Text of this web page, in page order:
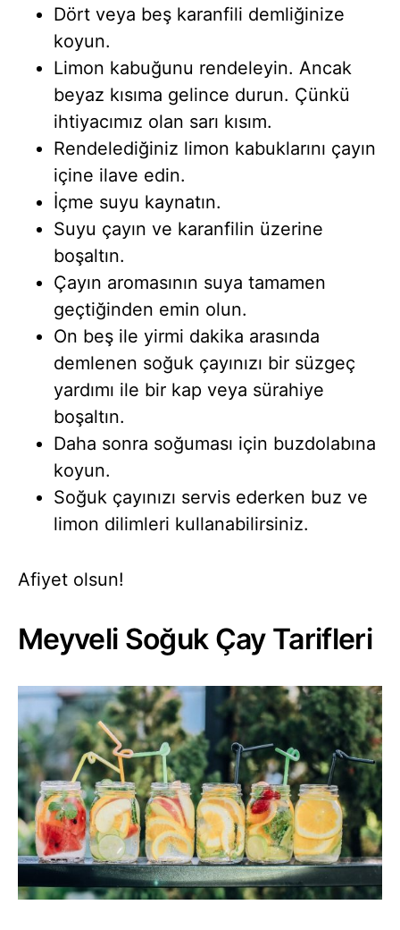
Dört veya beş karanfili demliğinize
koyun.
Limon kabuğunu rendeleyin. Ancak
beyaz kısıma gelince durun. Çünkü
ihtiyacımız olan sarı kısım.
Rendelediğiniz limon kabuklarını çayın
içine ilave edin.
İçme suyu kaynatın.
Suyu çayın ve karanfilin üzerine
boşaltın.
Çayın aromasının suya tamamen
geçtiğinden emin olun.
On beş ile yirmi dakika arasında
demlenen soğuk çayınızı bir süzgeç
yardımı ile bir kap veya sürahiye
boşaltın.
Daha sonra soğuması için buzdolabına
koyun.
Soğuk çayınızı servis ederken buz ve
limon dilimleri kullanabilirsiniz.
Afiyet olsun!
Meyveli Soğuk Çay Tarifleri